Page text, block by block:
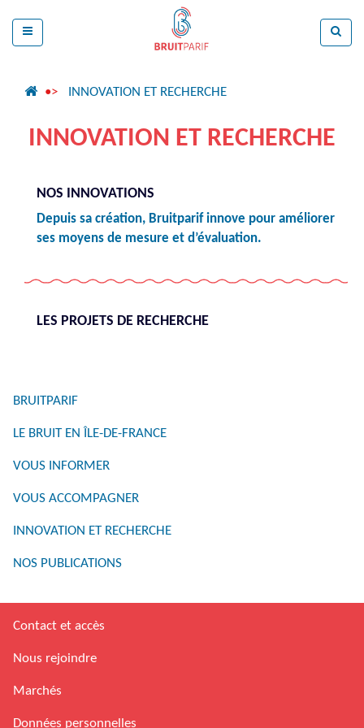
INNOVATION ET RECHERCHE
INNOVATION ET RECHERCHE
NOS INNOVATIONS
Depuis sa création, Bruitparif innove pour améliorer
ses moyens de mesure et d’évaluation.
LES PROJETS DE RECHERCHE
BRUITPARIF
LE BRUIT EN ÎLE-DE-FRANCE
VOUS INFORMER
VOUS ACCOMPAGNER
INNOVATION ET RECHERCHE
NOS PUBLICATIONS
Contact et accès
Nous rejoindre
Marchés
Données personnelles